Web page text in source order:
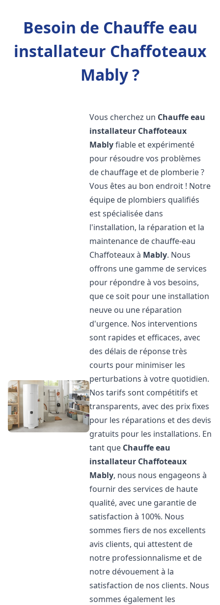
Besoin de Chauffe eau
installateur Chaffoteaux
Mably ?
Vous cherchez un Chauffe eau
installateur Chaffoteaux
Mablyfiable et expérimenté
pour résoudre vos problèmes
de chauffage et de plomberie ?
Vous êtes au bon endroit ! Notre
équipe de plombiers qualifiés
est spécialisée dans
l'installation, la réparation et la
maintenance de chauffe-eau
Chaffoteaux à Mably. Nous
offrons une gamme de services
pour répondre à vos besoins,
que ce soit pour une installation
neuve ou une réparation
d'urgence. Nos interventions
sont rapides et efficaces, avec
des délais de réponse très
courts pour minimiser les
perturbations à votre quotidien.
Nos tarifs sont compétitifs et
transparents, avec des prix fixes
pour les réparations et des devis
gratuits pour les installations. En
tant que Chauffe eau
installateur Chaffoteaux
Mably, nous nous engageons à
fournir des services de haute
qualité, avec une garantie de
satisfaction à 100%. Nous
sommes fiers de nos excellents
avis clients, qui attestent de
notre professionnalisme et de
notre dévouement à la
satisfaction de nos clients. Nous
sommes également les